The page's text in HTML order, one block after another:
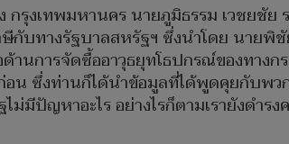
กรุงเทพมหานคร นายภูมิธรรม เวชยชัย
กับทางรัฐบาลสหรัฐฯ ซึ่งนำโดย นาย
นการจัดซื้ออาวุธยุทโธปกรณ์ของทางก
น ซึ่งท่านก็ได้นำข้อมูลที่ได้พูดคุยกับพ
ม่มีปัญหาอะไร อย่างไรก็ตามเรายังดำ